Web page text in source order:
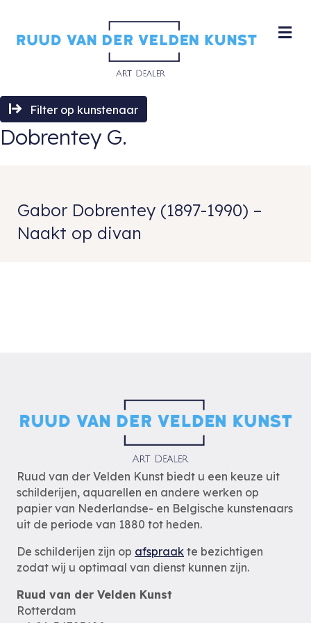
Filter op kunstenaar
Dobrentey G.
Gabor Dobrentey (1897-1990) –
Naakt op divan
Ruud van der Velden Kunst biedt u een keuze uit
schilderijen, aquarellen en andere werken op
papier van Nederlandse- en Belgische kunstenaars
uit de periode van 1880 tot heden.
De schilderijen zijn op afspraak te bezichtigen
zodat wij u optimaal van dienst kunnen zijn.
Ruud van der Velden Kunst
Rotterdam